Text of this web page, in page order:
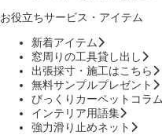
お役立ちサービス・アイテム
新着アイテム
窓周りの工具貸し出し
出張採寸・施工はこちら
無料サンプルプレゼント
びっくりカーペットコラム
インテリア用語集
強力滑り止めネット